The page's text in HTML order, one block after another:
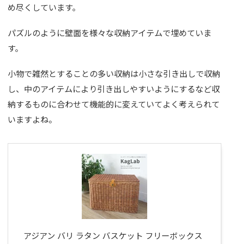
め尽くしています。
パズルのように壁面を様々な収納アイテムで埋めていま
す。
小物で雑然とすることの多い収納は小さな引き出しで収納
し、中のアイテムにより引き出しやすいようにするなど収
納するものに合わせて機能的に変えていてよく考えられて
いますよね。
アジアン バリ ラタン バスケット フリーボックス